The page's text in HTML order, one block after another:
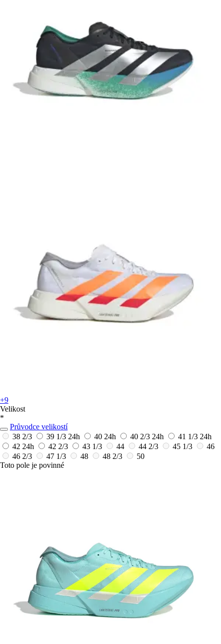
+9
Velikost
*
Průvodce velikostí
38 2/3
39 1/3 24h 40 24h 40 2/3 24h 41 1/3 24h
42 24h 42 2/3 43 1/3 44 44 2/3 45 1/3
46
46 2/3
47 1/3 48 48 2/3
50
Toto pole je povinné